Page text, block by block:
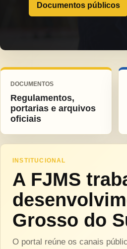
Documentos públicos
DOCUMENTOS
Regulamentos,
portarias e arquivos
oficiais
INSTITUCIONAL
A FJMS
Grosso do
O portal reúne os canais